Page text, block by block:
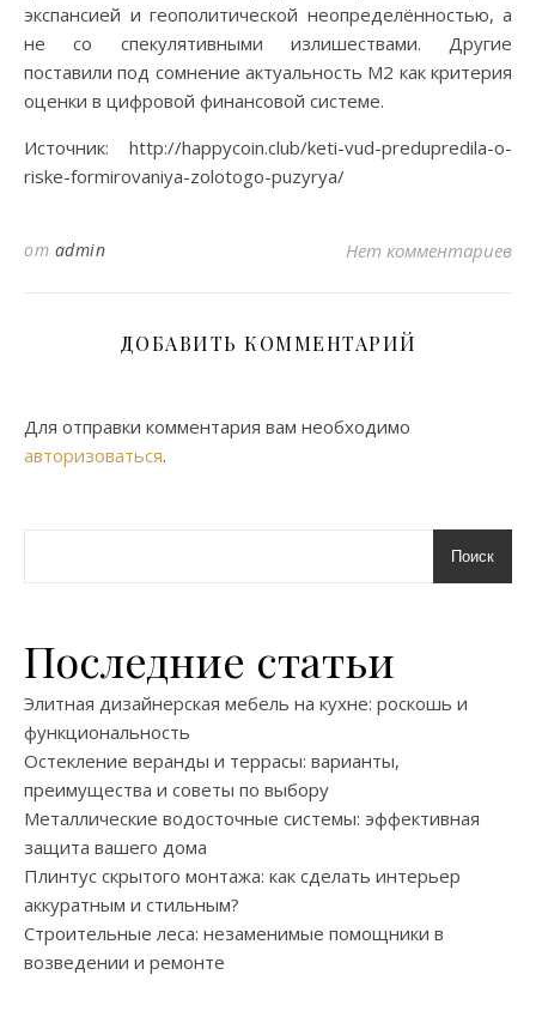
экспансией и геополитической неопределённостью, а
не со спекулятивными излишествами. Другие
поставили под сомнение актуальность M2 как критерия
оценки в цифровой финансовой системе.
Источник: http://happycoin.club/keti-vud-predupredila-o-
riske-formirovaniya-zolotogo-puzyrya/
от admin Нет комментариев
ДОБАВИТЬ КОММЕНТАРИЙ
Для отправки комментария вам необходимо
авторизоваться.
Поиск
Последние статьи
Элитная дизайнерская мебель на кухне: роскошь и
функциональность
Остекление веранды и террасы: варианты,
преимущества и советы по выбору
Металлические водосточные системы: эффективная
защита вашего дома
Плинтус скрытого монтажа: как сделать интерьер
аккуратным и стильным?
Строительные леса: незаменимые помощники в
возведении и ремонте